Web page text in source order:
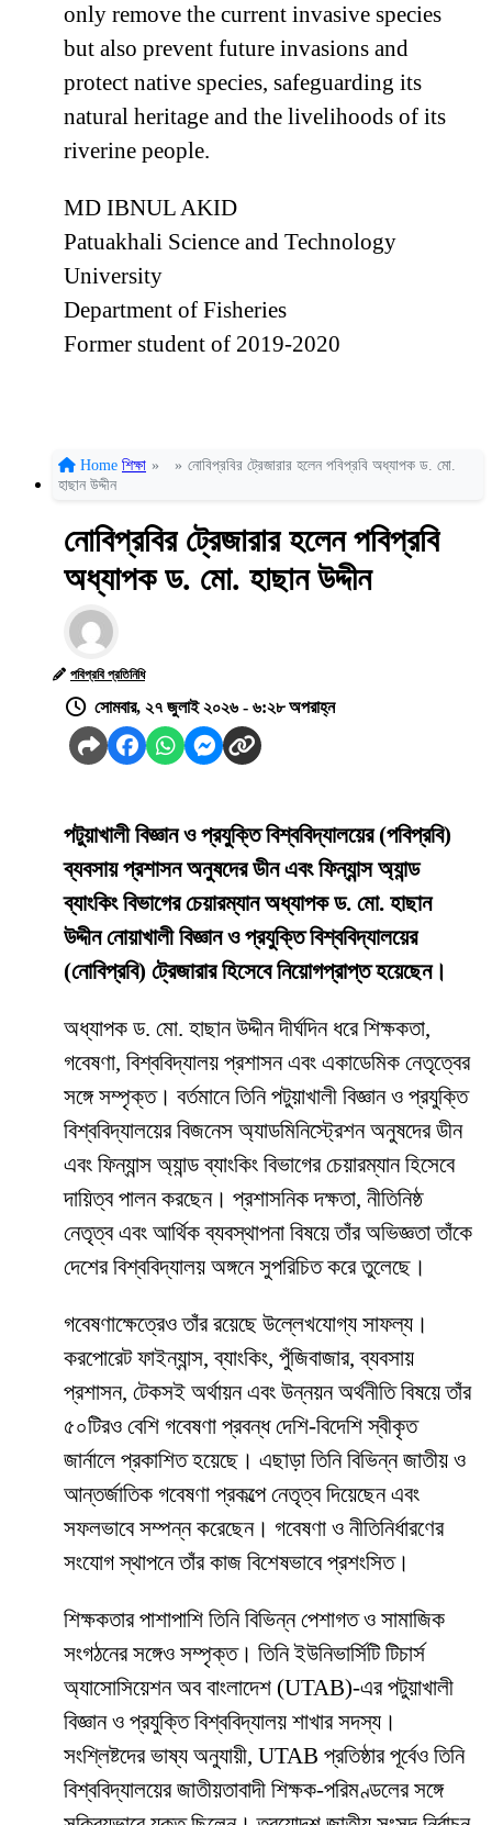
only remove the current invasive species
but also prevent future invasions and
protect native species, safeguarding its
natural heritage and the livelihoods of its
riverine people.
MD IBNUL AKID
Patuakhali Science and Technology
University
Department of Fisheries
Former student of 2019-2020
Home শিক্ষা » » নোবিপ্রবির ট্রেজারার হলেন পবিপ্রবি অধ্যাপক ড. মো.
হাছান উদ্দীন
নোবিপ্রবির ট্রেজারার হলেন পবিপ্রবি
অধ্যাপক ড. মো. হাছান উদ্দীন
পবিপ্রবি প্রতিনিধি
সোমবার, ২৭ জুলাই ২০২৬ - ৬:২৮ অপরাহ্ন
পটুয়াখালী বিজ্ঞান ও প্রযুক্তি বিশ্ববিদ্যালয়ের (পবিপ্রবি)
ব্যবসায় প্রশাসন অনুষদের ডীন এবং ফিন্যান্স অ্যান্ড
ব্যাংকিং বিভাগের চেয়ারম্যান অধ্যাপক ড. মো. হাছান
উদ্দীন নোয়াখালী বিজ্ঞান ও প্রযুক্তি বিশ্ববিদ্যালয়ের
(নোবিপ্রবি) ট্রেজারার হিসেবে নিয়োগপ্রাপ্ত হয়েছেন।
অধ্যাপক ড. মো. হাছান উদ্দীন দীর্ঘদিন ধরে শিক্ষকতা,
গবেষণা, বিশ্ববিদ্যালয় প্রশাসন এবং একাডেমিক নেতৃত্বের
সঙ্গে সম্পৃক্ত। বর্তমানে তিনি পটুয়াখালী বিজ্ঞান ও প্রযুক্তি
বিশ্ববিদ্যালয়ের বিজনেস অ্যাডমিনিস্ট্রেশন অনুষদের ডীন
এবং ফিন্যান্স অ্যান্ড ব্যাংকিং বিভাগের চেয়ারম্যান হিসেবে
দায়িত্ব পালন করছেন। প্রশাসনিক দক্ষতা, নীতিনিষ্ঠ
নেতৃত্ব এবং আর্থিক ব্যবস্থাপনা বিষয়ে তাঁর অভিজ্ঞতা তাঁকে
দেশের বিশ্ববিদ্যালয় অঙ্গনে সুপরিচিত করে তুলেছে।
গবেষণাক্ষেত্রেও তাঁর রয়েছে উল্লেখযোগ্য সাফল্য।
করপোরেট ফাইন্যান্স, ব্যাংকিং, পুঁজিবাজার, ব্যবসায়
প্রশাসন, টেকসই অর্থায়ন এবং উন্নয়ন অর্থনীতি বিষয়ে তাঁর
৫০টিরও বেশি গবেষণা প্রবন্ধ দেশি-বিদেশি স্বীকৃত
জার্নালে প্রকাশিত হয়েছে। এছাড়া তিনি বিভিন্ন জাতীয় ও
আন্তর্জাতিক গবেষণা প্রকল্পে নেতৃত্ব দিয়েছেন এবং
সফলভাবে সম্পন্ন করেছেন। গবেষণা ও নীতিনির্ধারণের
সংযোগ স্থাপনে তাঁর কাজ বিশেষভাবে প্রশংসিত।
শিক্ষকতার পাশাপাশি তিনি বিভিন্ন পেশাগত ও সামাজিক
সংগঠনের সঙ্গেও সম্পৃক্ত। তিনি ইউনিভার্সিটি টিচার্স
অ্যাসোসিয়েশন অব বাংলাদেশ (UTAB)-এর পটুয়াখালী
বিজ্ঞান ও প্রযুক্তি বিশ্ববিদ্যালয় শাখার সদস্য।
সংশ্লিষ্টদের ভাষ্য অনুযায়ী, UTAB প্রতিষ্ঠার পূর্বেও তিনি
বিশ্ববিদ্যালয়ের জাতীয়তাবাদী শিক্ষক-পরিমণ্ডলের সঙ্গে